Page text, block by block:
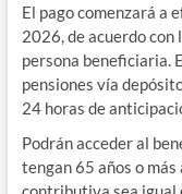
El pago comenzará a
2026, de acuerdo con
persona beneficiaria.
pensiones vía
24 horas de
Podrán acceder al
tengan 65 años o